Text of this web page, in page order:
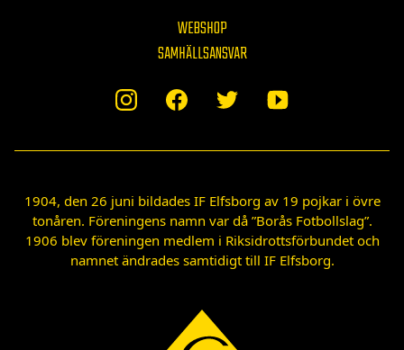
WEBSHOP
SAMHÄLLSANSVAR
1904, den 26 juni bildades IF Elfsborg av 19 pojkar i övre
tonåren. Föreningens namn var då ”Borås Fotbollslag”.
1906 blev föreningen medlem i Riksidrottsförbundet och
namnet ändrades samtidigt till IF Elfsborg.